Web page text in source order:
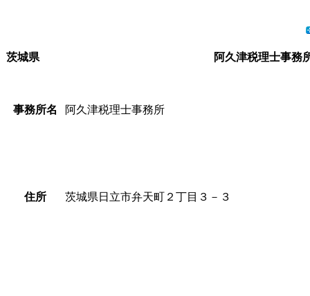
茨城県 阿久津税理士事務
事務所名 阿久津税理士事務所
住所 茨城県日立市弁天町２丁目３－３